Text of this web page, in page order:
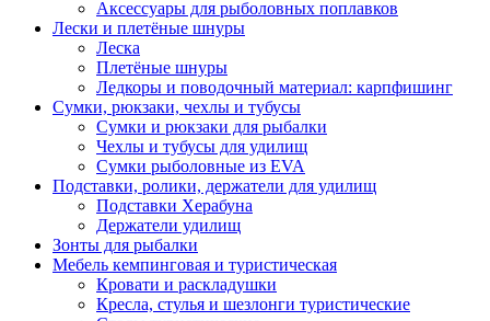
Аксессуары для рыболовных поплавков
Лески и плетёные шнуры
Леска
Плетёные шнуры
Ледкоры и поводочный материал: карпфишинг
Сумки, рюкзаки, чехлы и тубусы
Сумки и рюкзаки для рыбалки
Чехлы и тубусы для удилищ
Сумки рыболовные из EVA
Подставки, ролики, держатели для удилищ
Подставки Херабуна
Держатели удилищ
Зонты для рыбалки
Мебель кемпинговая и туристическая
Кровати и раскладушки
Кресла, стулья и шезлонги туристические